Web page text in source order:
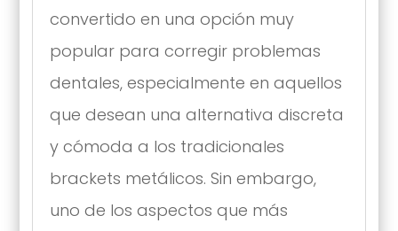
convertido en una opción muy
popular para corregir problemas
dentales, especialmente en aquellos
que desean una alternativa discreta
y cómoda a los tradicionales
brackets metálicos. Sin embargo,
uno de los aspectos que más